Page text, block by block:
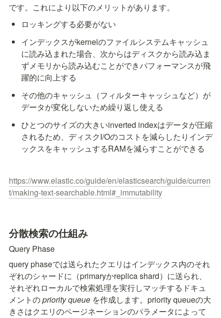
です。これにより以下のメリットがあります。
ロッキングする必要がない
インデックスがkernelのファイルシステムキャッシュ
に読み込まれた場合、次からはディスクから読み込ま
ずメモリから読み込むことができパフォーマンスが飛
躍的に向上する
その他のキャッシュ（フィルターキャッシュなど）が
データが変化しないため繰り返し使える
ひとつのサイズの大きいinverted indexはデータが圧縮
されるため、ディスクI/Oのコストを減らしたりインデ
ックスをキャッシュするRAMを減らすことができる
https://www.elastic.co/guide/en/elasticsearch/guide/curren
t/making-text-searchable.html#_immutability
分散検索の仕組み
Query Phase
query phaseでは送られたクエリはインデックス内のそれ
ぞれのシャードに（primaryかreplica shard）に送られ、
それぞれローカルで検索処理を実行しマッチするドキュ
メントの priority queue を作成します。priority queueの大
きさはクエリのページネーションのパラメータによって